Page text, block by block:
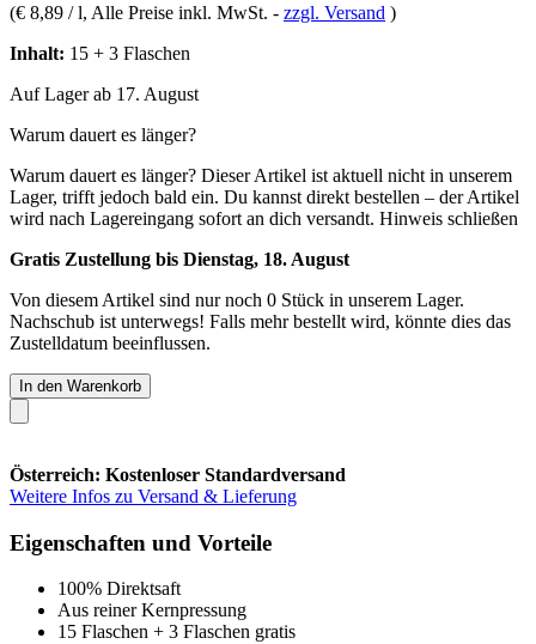
(€ 8,89 / l, Alle Preise inkl. MwSt. - zzgl. Versand )
Inhalt: 15 + 3 Flaschen
Auf Lager ab 17. August
Warum dauert es länger?
Warum dauert es länger? Dieser Artikel ist aktuell nicht in unserem
Lager, trifft jedoch bald ein. Du kannst direkt bestellen – der Artikel
wird nach Lagereingang sofort an dich versandt. Hinweis schließen
Gratis Zustellung bis Dienstag, 18. August
Von diesem Artikel sind nur noch 0 Stück in unserem Lager.
Nachschub ist unterwegs! Falls mehr bestellt wird, könnte dies das
Zustelldatum beeinflussen.
In den Warenkorb
Österreich: Kostenloser Standardversand
Weitere Infos zu Versand & Lieferung
Eigenschaften und Vorteile
100% Direktsaft
Aus reiner Kernpressung
15 Flaschen + 3 Flaschen gratis